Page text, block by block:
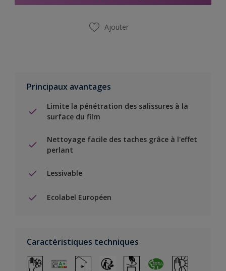
Ajouter
Principaux avantages
Limite la pénétration des salissures à la
surface du film
Nettoyage facile des taches grâce à l'effet
perlant
Lessivable
Ecolabel Européen
Caractéristiques techniques